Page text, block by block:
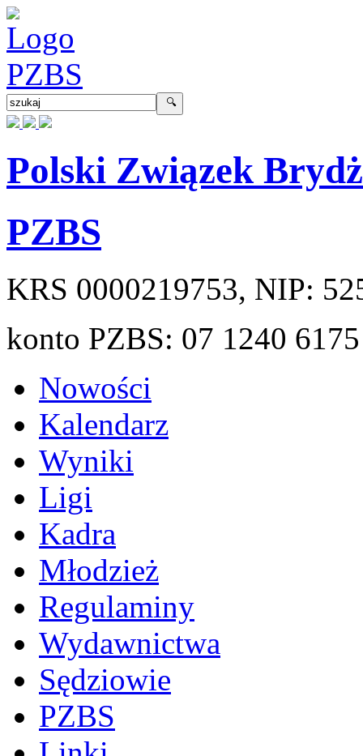
Polski Związek
PZBS
KRS 0000219753, NIP:
konto PZBS: 07 1240
Nowości
Kalendarz
Wyniki
Ligi
Kadra
Młodzież
Regulaminy
Wydawnictwa
Sędziowie
PZBS